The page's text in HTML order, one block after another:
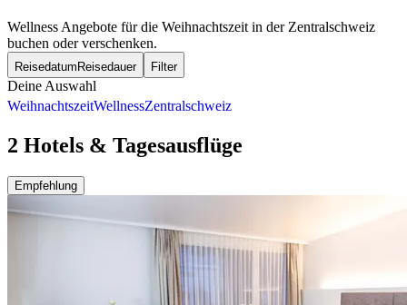
Wellness Angebote für die Weihnachtszeit in der Zentralschweiz
buchen oder verschenken.
Reisedatum Reisedauer Filter
Deine Auswahl
WeihnachtszeitWellnessZentralschweiz
2 Hotels & Tagesausflüge
Empfehlung